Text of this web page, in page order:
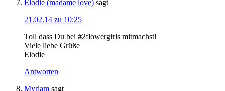
Elodie (madame love) sagt
21.02.14 zu 10:25
Toll dass Du bei #2flowergirls mitmachst!
Viele liebe Grüße
Elodie
Antworten
Myriam sagt